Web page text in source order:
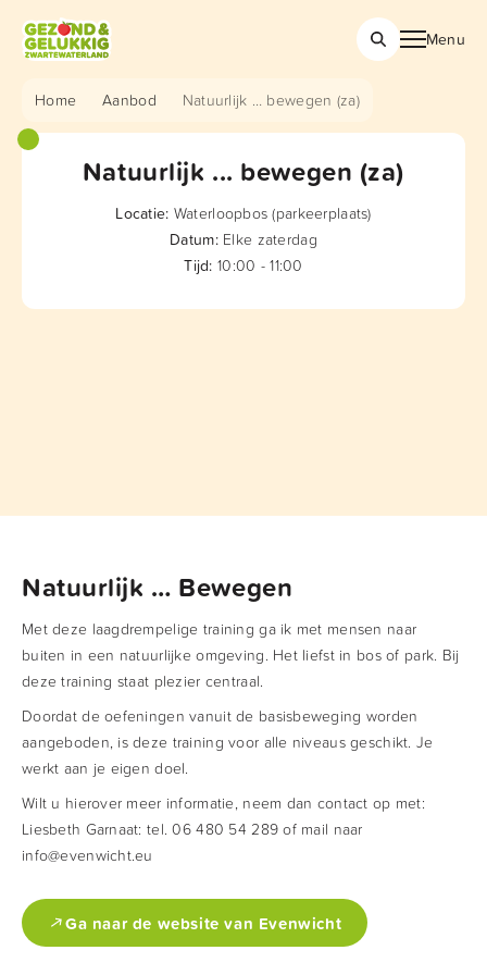
Menu
Home Aanbod Natuurlijk … bewegen (za)
Natuurlijk ... bewegen (za)
Locatie: Waterloopbos (parkeerplaats)
Datum:Elke zaterdag
Tijd: 10:00 - 11:00
Natuurlijk … Bewegen
Met deze laagdrempelige training ga ik met mensen naar
buiten in een natuurlijke omgeving. Het liefst in bos of park. Bij
deze training staat plezier centraal.
Doordat de oefeningen vanuit de basisbeweging worden
aangeboden, is deze training voor alle niveaus geschikt. Je
werkt aan je eigen doel.
Wilt u hierover meer informatie, neem dan contact op met:
Liesbeth Garnaat: tel. 06 480 54 289 of mail naar
info@evenwicht.eu
Ga naar de website van Evenwicht